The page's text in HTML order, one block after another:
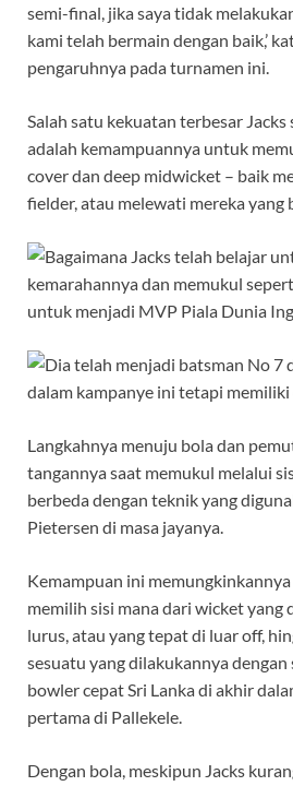
semi-final, jika saya tidak
kami telah bermain dengan baik,’
pengaruhnya pada turnamen ini.
Salah satu kekuatan terbesar Jacks
adalah kemampuannya untuk
cover dan deep midwicket – baik
fielder, atau melewati mereka yang
Langkahnya menuju bola dan
tangannya saat memukul melalui
berbeda dengan teknik yang
Pietersen di masa jayanya.
Kemampuan ini
memilih sisi mana dari wicket yang
lurus, atau yang tepat di luar off,
sesuatu yang dilakukannya dengan
bowler cepat Sri Lanka di akhir
pertama di Pallekele.
Dengan bola, meskipun Jacks